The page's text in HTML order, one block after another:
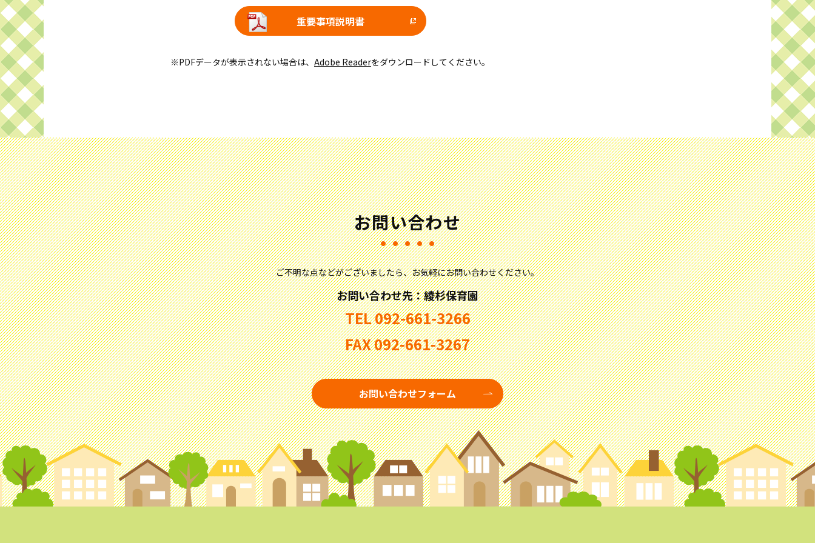
重要事項説明書
※PDFデータが表示されない場合は、 Adobe Readerをダウンロードしてください。
お問い合わせ
ご不明な点などがございましたら、お気軽にお問い合わせください。
お問い合わせ先：綾杉保育園
TEL092-661-3266
FAX092-661-3267
お問い合わせフォーム